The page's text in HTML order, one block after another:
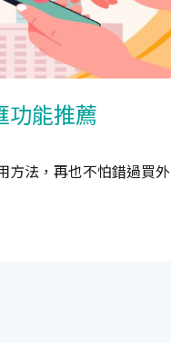
功能推薦
方法，再也不怕錯過買外